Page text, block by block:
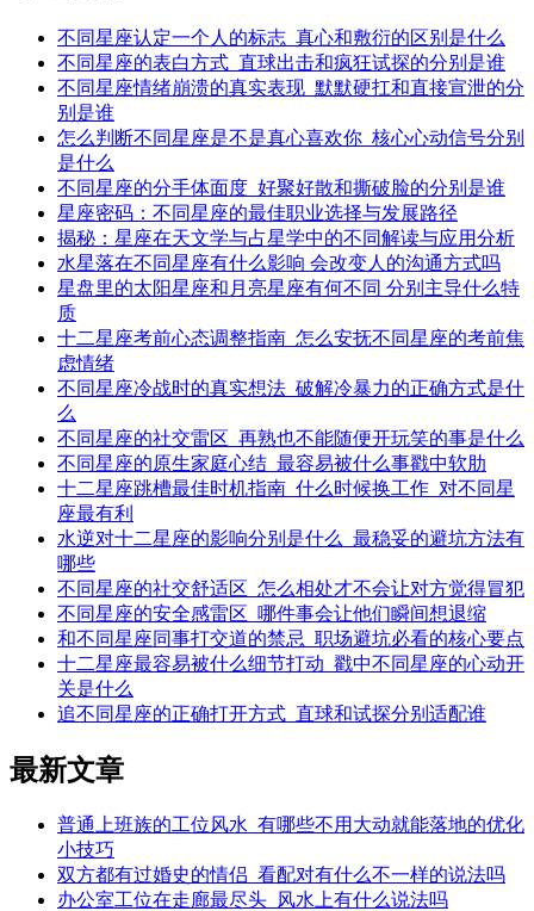
不同星座认定一个人的标志_真心和敷衍的区别是什么
不同星座的表白方式_直球出击和疯狂试探的分别是谁
不同星座情绪崩溃的真实表现_默默硬扛和直接宣泄的分
别是谁
怎么判断不同星座是不是真心喜欢你_核心心动信号分别
是什么
不同星座的分手体面度_好聚好散和撕破脸的分别是谁
星座密码：不同星座的最佳职业选择与发展路径
揭秘：星座在天文学与占星学中的不同解读与应用分析
水星落在不同星座有什么影响 会改变人的沟通方式吗
星盘里的太阳星座和月亮星座有何不同 分别主导什么特
质
十二星座考前心态调整指南_怎么安抚不同星座的考前焦
虑情绪
不同星座冷战时的真实想法_破解冷暴力的正确方式是什
么
不同星座的社交雷区_再熟也不能随便开玩笑的事是什么
不同星座的原生家庭心结_最容易被什么事戳中软肋
十二星座跳槽最佳时机指南_什么时候换工作_对不同星
座最有利
水逆对十二星座的影响分别是什么_最稳妥的避坑方法有
哪些
不同星座的社交舒适区_怎么相处才不会让对方觉得冒犯
不同星座的安全感雷区_哪件事会让他们瞬间想退缩
和不同星座同事打交道的禁忌_职场避坑必看的核心要点
十二星座最容易被什么细节打动_戳中不同星座的心动开
关是什么
追不同星座的正确打开方式_直球和试探分别适配谁
最新文章
普通上班族的工位风水_有哪些不用大动就能落地的优化
小技巧
双方都有过婚史的情侣_看配对有什么不一样的说法吗
办公室工位在走廊最尽头_风水上有什么说法吗